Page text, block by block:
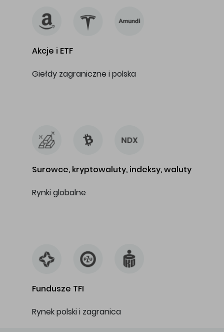
Akcje i ETF
Giełdy zagraniczne i polska
Surowce, kryptowaluty, indeksy, waluty
Rynki globalne
Fundusze TFI
Rynek polski i zagranica